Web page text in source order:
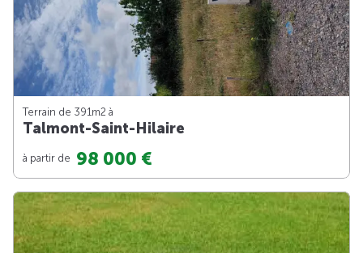
Terrain de 391m2 à
Talmont-Saint-Hilaire
à partir de 98 000 €